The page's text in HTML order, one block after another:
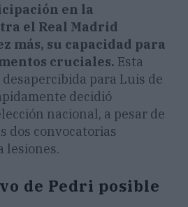
en la
el Real Madrid
más, su capacidad para
cruciales. Esta
para Luis de
decidió
nacional, a pesar de
dos convocatorias
lesiones.
de Pedri posible